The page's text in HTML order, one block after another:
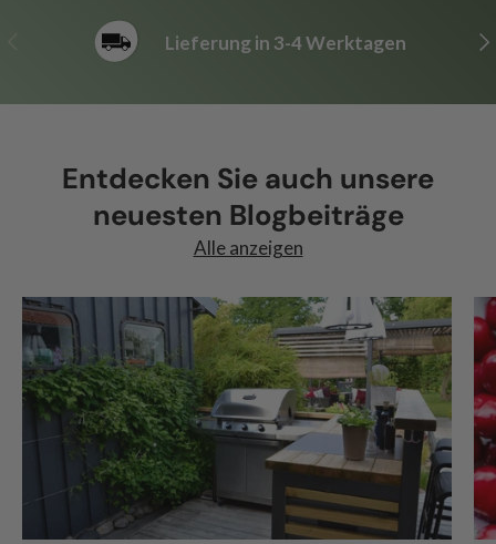
Lieferung in 3-4 Werktagen
Entdecken Sie auch unsere
neuesten Blogbeiträge
Alle anzeigen